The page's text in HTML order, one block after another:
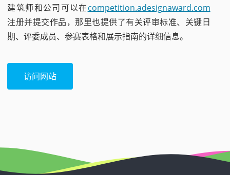
建筑师和公司可以在competition.adesignaward.com
注册并提交作品，那里也提供了有关评审标准、关键日
期、评委成员、参赛表格和展示指南的详细信息。
访问网站